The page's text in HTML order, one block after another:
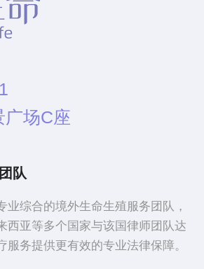
广场C座
队
业综合的境外生命生殖服务团队，
西亚等多个国家与该国律师团队达
服务提供更有效的专业法律保障。